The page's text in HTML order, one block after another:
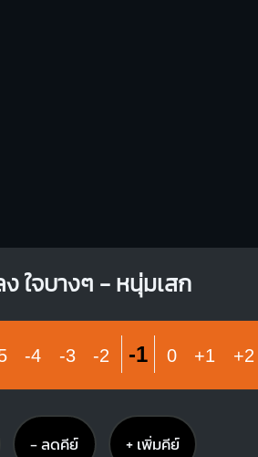
ใจบางๆ - หนุ่มเสก
-4 -3 -2 -1 0 +1 +2
− ลดคีย์ + เพิ่มคีย์